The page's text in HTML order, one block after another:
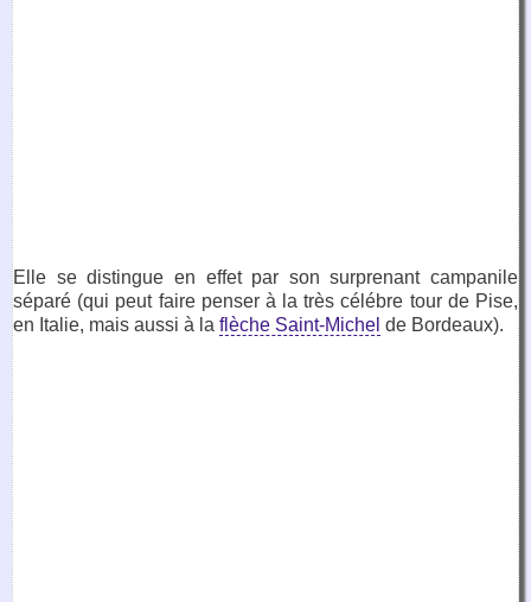
Elle se distingue en effet par son surprenant campanile
séparé (qui peut faire penser à la très célébre tour de Pise,
en Italie, mais aussi à la flèche Saint-Michel de Bordeaux).